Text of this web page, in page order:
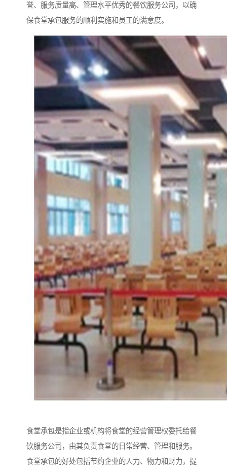
誉、服务质量高、管理水平优秀的餐饮服务公司，以确
保食堂承包服务的顺利实施和员工的满意度。
食堂承包是指企业或机构将食堂的经营管理权委托给餐
饮服务公司，由其负责食堂的日常经营、管理和服务。
食堂承包的好处包括节约企业的人力、物力和财力，提